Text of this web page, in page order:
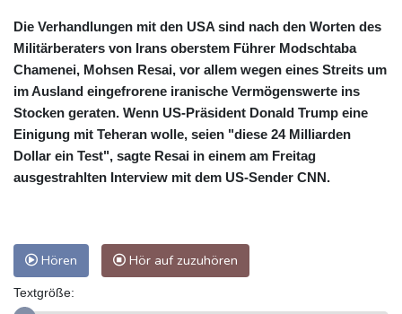
Die Verhandlungen mit den USA sind nach den Worten des
Militärberaters von Irans oberstem Führer Modschtaba
Chamenei, Mohsen Resai, vor allem wegen eines Streits um
im Ausland eingefrorene iranische Vermögenswerte ins
Stocken geraten. Wenn US-Präsident Donald Trump eine
Einigung mit Teheran wolle, seien "diese 24 Milliarden
Dollar ein Test", sagte Resai in einem am Freitag
ausgestrahlten Interview mit dem US-Sender CNN.
Hören Hör auf zuzuhören
Textgröße: